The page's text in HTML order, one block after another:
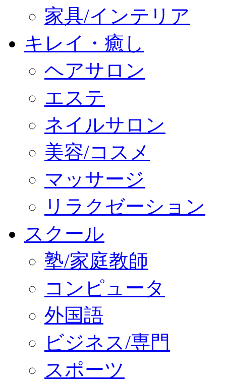
家具/インテリア
キレイ・癒し
ヘアサロン
エステ
ネイルサロン
美容/コスメ
マッサージ
リラクゼーション
スクール
塾/家庭教師
コンピュータ
外国語
ビジネス/専門
スポーツ